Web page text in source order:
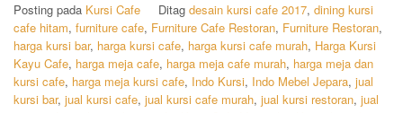
Posting pada Kursi Cafe Ditag desain kursi cafe 2017, dining kursi
cafe hitam, furniture cafe, Furniture Cafe Restoran, Furniture Restoran,
harga kursi bar, harga kursi cafe, harga kursi cafe murah, Harga Kursi
Kayu Cafe, harga meja cafe, harga meja cafe murah, harga meja dan
kursi cafe, harga meja kursi cafe, Indo Kursi, Indo Mebel Jepara, jual
kursi bar, jual kursi cafe, jual kursi cafe murah, jual kursi restoran, jual